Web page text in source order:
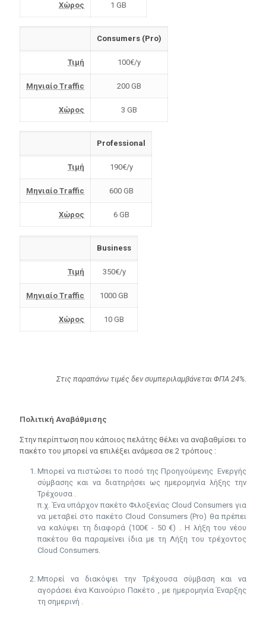
Χώρος 1 GB
Consumers (Pro)
Τιμή 100€/y
Mηνιαίο Traffic 200 GB
Χώρος 3 GB
Professional
Τιμή 190€/y
Mηνιαίο Traffic 600 GB
Χώρος 6 GB
Business
Τιμή 350€/y
Mηνιαίο Traffic 1000 GB
Χώρος 10 GB
Στις παραπάνω τιμές δεν συμπεριλαμβάνεται ΦΠΑ 24%.
Πολιτική Αναβάθμισης
Στην περίπτωση που κάποιος πελάτης θέλει να αναβαθμίσει το
πακέτο του μπορεί να επιλέξει ανάμεσα σε 2 τρόπους :
Μπορεί να πιστώσει το ποσό της Προηγούμενης Ενεργής
σύμβασης και να διατηρήσει ως ημερομηνία λήξης την
Τρέχουσα .
π.χ. Ένα υπάρχον πακέτο Φιλοξενίας Cloud Consumers για
να μεταβεί στο πακέτο Cloud Consumers (Pro) θα πρέπει
να καλύψει τη διαφορά (100€ - 50 €) . Η λήξη του νέου
πακέτου θα παραμείνει ίδια με τη Λήξη του τρέχοντος
Cloud Consumers.
Μπορεί να διακόψει την Τρέχουσα σύμβαση και να
αγοράσει ένα Καινούριο Πακέτο , με ημερομηνία Έναρξης
τη σημερινή .